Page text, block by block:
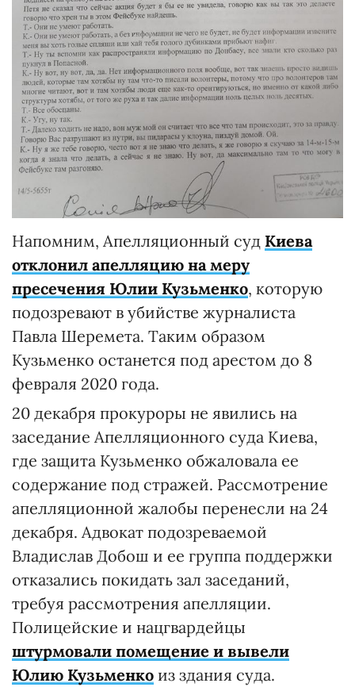
Напомним, Апелляционный суд Киева
отклонил апелляцию на меру
пресечения Юлии Кузьменко, которую
подозревают в убийстве журналиста
Павла Шеремета. Таким образом
Кузьменко останется под арестом до 8
февраля 2020 года.
20 декабря прокуроры не явились на
заседание Апелляционного суда Киева,
где защита Кузьменко обжаловала ее
содержание под стражей. Рассмотрение
апелляционной жалобы перенесли на 24
декабря. Адвокат подозреваемой
Владислав Добош и ее группа поддержки
отказались покидать зал заседаний,
требуя рассмотрения апелляции.
Полицейские и нацгвардейцы
штурмовали помещение и вывели
Юлию Кузьменко из здания суда.